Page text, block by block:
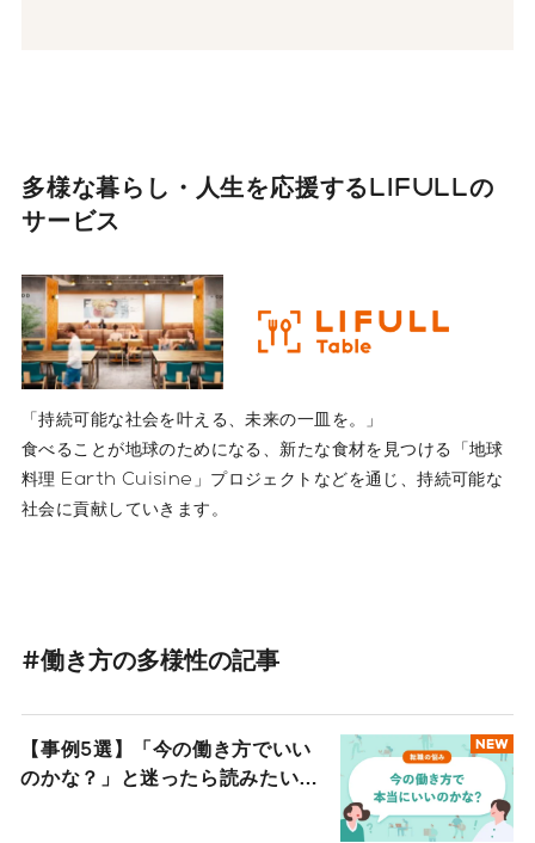
多様な暮らし・人生を応援するLIFULLの
サービス
「持続可能な社会を叶える、未来の一皿を。」
食べることが地球のためになる、新たな食材を見つける「地球
料理 Earth Cuisine」プロジェクトなどを通じ、持続可能な
社会に貢献していきます。
#働き方の多様性の記事
NEW
【事例5選】「今の働き方でいい
のかな？」と迷ったら読みたい、